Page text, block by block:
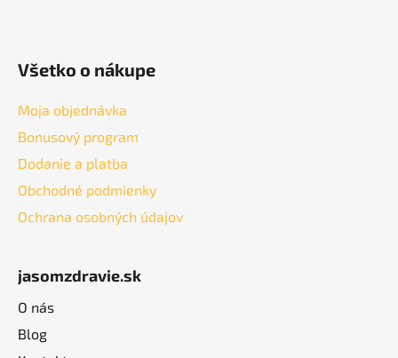
Všetko o nákupe
Moja objednávka
Bonusový program
Dodanie a platba
Obchodné podmienky
Ochrana osobných údajov
jasomzdravie.sk
O nás
Blog